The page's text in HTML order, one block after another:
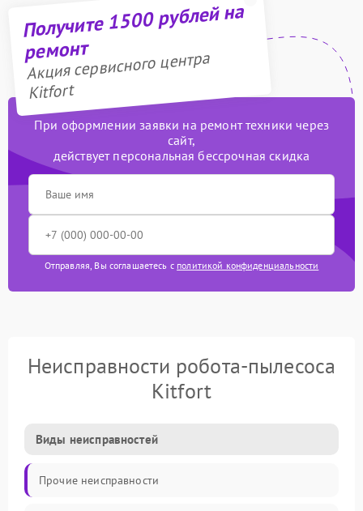
Получите 1500 рублей на
ремонт
Акция сервисного центра
Kitfort
При оформлении заявки на ремонт техники через
сайт,
действует персональная бессрочная скидка
Отправляя, Вы соглашаетесь с политикой конфиденциальности
Неисправности робота-пылесоса
Kitfort
Виды неисправностей
Прочие неисправности